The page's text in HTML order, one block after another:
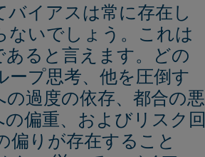
イアスは常に存在し
ないでしょう。これは
あると言えます。どの
ープ思考、他を圧倒す
過度の依存、都合の悪
偏重、およびリスク回
偏りが存在すること